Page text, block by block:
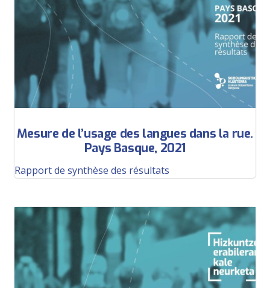
Mesure de l’usage des langues dans la rue.
Pays Basque, 2021
Rapport de synthèse des résultats